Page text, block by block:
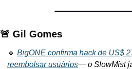
🚨 Gil Gomes
🔹 BigONE confirma hack de US$
reembolsar usuários— o SlowMist